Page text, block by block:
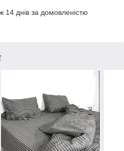
днів за домовленістю